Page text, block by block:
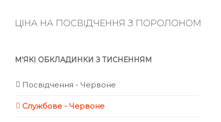
ЦІНА НА ПОСВІДЧЕННЯ З ПОРОЛОНОМ
М'ЯКІ ОБКЛАДИНКИ З ТИСНЕННЯМ
Посвідчення - Червоне
Службове - Червоне